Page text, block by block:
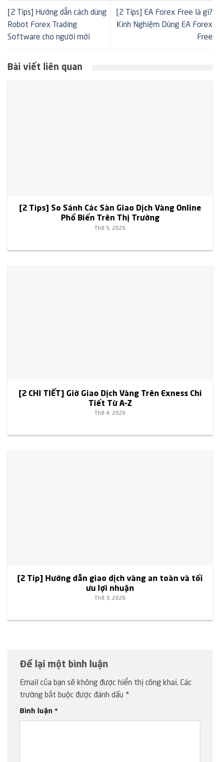
[2 Tips] Hướng dẫn cách dùng
Robot Forex Trading
Software cho người mới
[2 Tips] EA Forex Free là gì?
Kinh Nghiệm Dùng EA Forex
Free
Bài viết liên quan
[2 Tips] So Sánh Các Sàn Giao Dịch Vàng Online
Phổ Biến Trên Thị Trường
Th8 5, 2026
[2 CHI TIẾT] Giờ Giao Dịch Vàng Trên Exness Chi
Tiết Từ A–Z
Th8 4, 2026
[2 Tip] Hướng dẫn giao dịch vàng an toàn và tối
ưu lợi nhuận
Th8 3, 2026
Để lại một bình luận
Email của bạn sẽ không được hiển thị công khai. Các
trường bắt buộc được đánh dấu *
Bình luận *